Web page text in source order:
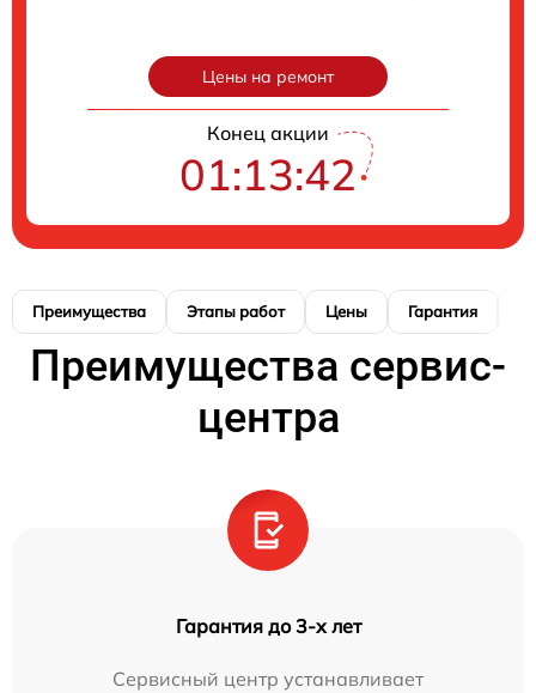
Цены на ремонт
Конец акции
01:13:41
Преимущества Этапы работ Цены Гарантия
Преимущества сервис-
центра
Гарантия до 3-х лет
Сервисный центр устанавливает